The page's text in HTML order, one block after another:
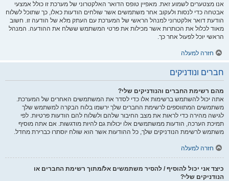
אנו מצטערים לשמוע זאת. מאפיין טופס הדואר האלקטרוני של מערכת זו כולל אמצעי
אבטחה כדי לנסות ולעקוב אחר משתמשים אשר שולחים הודעות כאלו, כך שתוכל לשלוח
הודעת דואר אלקטרוני למנהל הראשי של המערכת עם העתק מלא של הודעה זו. חשוב
מאוד לכלול את הכותרות אשר מכילות את פרטי המשתמש ששלח את ההודעה. המנהל
הראשי יוכל לפעול אחר כך.
חזרה למעלה
חברים ונודניקים
מהם רשימת החברים והנודניקים שלי?
אתה יכול להשתמש ברשימות אלו כדי לסדר את המשתמשים האחרים של המערכת.
משתמשים המתווספים לרשימת החברים שלך ירשמו בלוח הבקרה למשתמש שלך
לגישה מהירה כדי לראות את מצב החיבור שלהם ולשלוח להם הודעות פרטיות. לפי
תמיכת הערכה, הודעות ממשתמשים אלו יכולות גם להיות מודגשות. אם אתה מוסיף
משתמש לרשימת הנודניקים שלך, כל ההודעות אשר הוא שולח יוסתרו כברירת מחדל.
חזרה למעלה
כיצד אני יכול להוסיף / להסיר משתמשים אל/מתוך רשימת החברים או
הנודניקים שלי?